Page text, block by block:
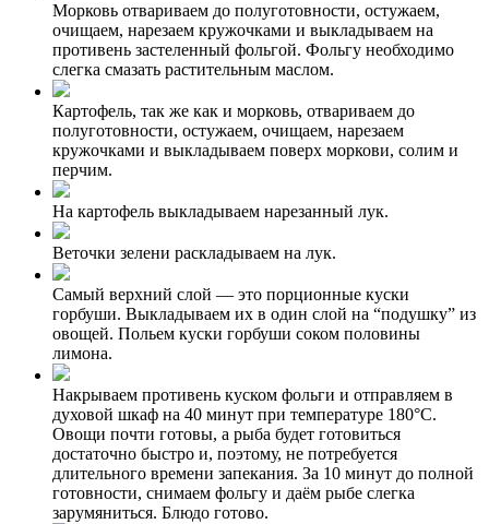
Морковь отвариваем до полуготовности, остужаем,
очищаем, нарезаем кружочками и выкладываем на
противень застеленный фольгой. Фольгу необходимо
слегка смазать растительным маслом.
Картофель, так же как и морковь, отвариваем до
полуготовности, остужаем, очищаем, нарезаем
кружочками и выкладываем поверх моркови, солим и
перчим.
На картофель выкладываем нарезанный лук.
Веточки зелени раскладываем на лук.
Самый верхний слой — это порционные куски
горбуши. Выкладываем их в один слой на “подушку” из
овощей. Польем куски горбуши соком половины
лимона.
Накрываем противень куском фольги и отправляем в
духовой шкаф на 40 минут при температуре 180°С.
Овощи почти готовы, а рыба будет готовиться
достаточно быстро и, поэтому, не потребуется
длительного времени запекания. За 10 минут до полной
готовности, снимаем фольгу и даём рыбе слегка
зарумяниться. Блюдо готово.